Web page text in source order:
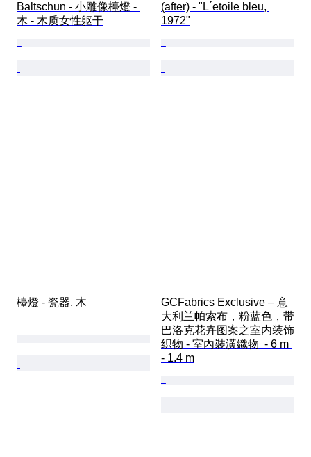
Baltschun - 小雕像檯燈 -
木 - 木质女性躯干
(after) - "L´etoile bleu,
1972"
檯燈 - 瓷器, 木
GCFabrics Exclusive – 意
大利兰帕索布，粉蓝色，带
巴洛克花卉图案之室内装饰
织物 - 室內裝潢織物  - 6 m
- 1.4 m